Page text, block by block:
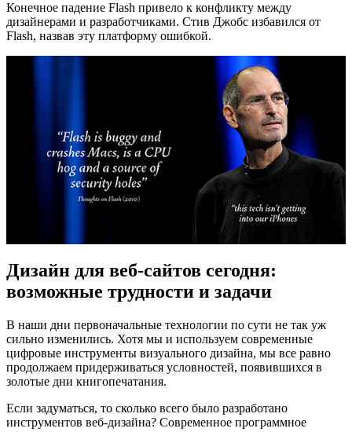
Конечное падение Flash привело к конфликту между
дизайнерами и разработчиками. Стив Джобс избавился от
Flash, назвав эту платформу ошибкой.
Дизайн для веб-сайтов сегодня:
возможные трудности и задачи
В наши дни первоначальные технологии по сути не так уж
сильно изменились. Хотя мы и используем современные
цифровые инструменты визуального дизайна, мы все равно
продолжаем придерживаться условностей, появившихся в
золотые дни книгопечатания.
Если задуматься, то сколько всего было разработано
инструментов веб-дизайна? Современное программное